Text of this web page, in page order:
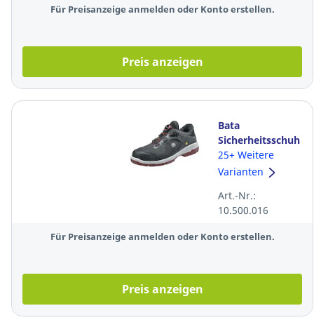
Für Preisanzeige anmelden oder Konto erstellen.
Preis anzeigen
Bata
Sicherheitsschuh
LEGEND - S1P
ESD SRC - BOA -
Größe 43 W
25+ Weitere
Varianten
Art.-Nr.:
10.500.016
Für Preisanzeige anmelden oder Konto erstellen.
Preis anzeigen